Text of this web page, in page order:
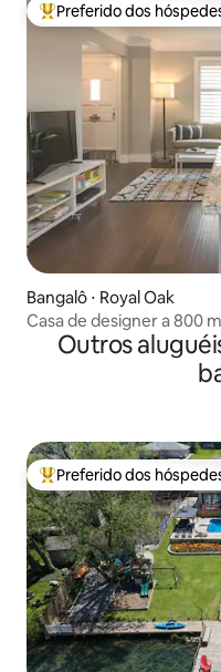
Entre os melhores
Preferido dos
Bangalô ⋅ Royal Oak
Casa de designer a 800
Outros
Entre os melhores
Preferido dos